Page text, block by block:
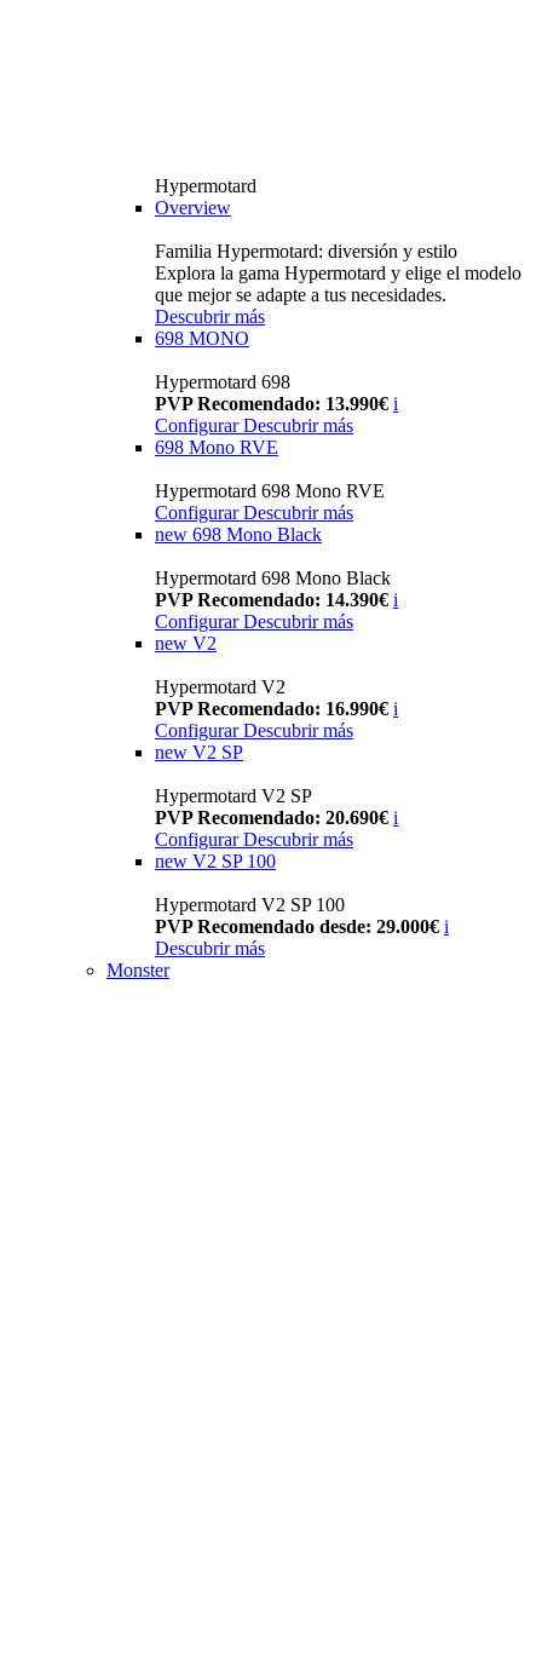
Hypermotard
Overview
Familia Hypermotard: diversión y estilo
Explora la gama Hypermotard y elige el modelo
que mejor se adapte a tus necesidades.
Descubrir más
698 MONO
Hypermotard 698
PVP Recomendado: 13.990€ i
ConfigurarDescubrir más
698 Mono RVE
Hypermotard 698 Mono RVE
Configurar Descubrir más
new 698 Mono Black
Hypermotard 698 Mono Black
PVP Recomendado: 14.390€ i
Configurar Descubrir más
new V2
Hypermotard V2
PVP Recomendado: 16.990€ i
Configurar Descubrir más
new V2 SP
Hypermotard V2 SP
PVP Recomendado: 20.690€ i
Configurar Descubrir más
new V2 SP 100
Hypermotard V2 SP 100
PVP Recomendado desde: 29.000€ i
Descubrir más
Monster